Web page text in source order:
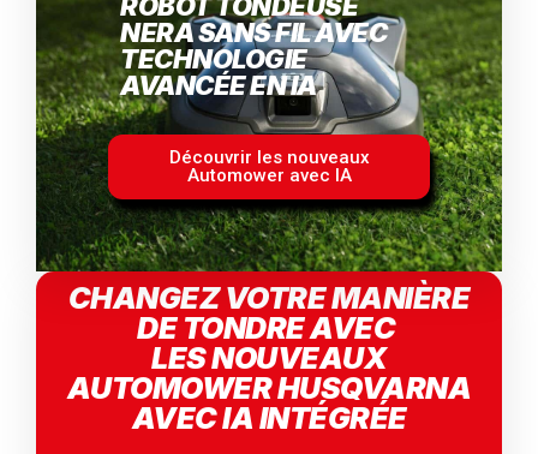
ROBOT TONDEUSE
NERA SANS FIL AVEC
TECHNOLOGIE
AVANCÉE EN IA
Découvrir les nouveaux
Automower avec IA
CHANGEZ VOTRE MANIÈRE
DE TONDRE AVEC
LES NOUVEAUX
AUTOMOWER HUSQVARNA
AVEC IA INTÉGRÉE